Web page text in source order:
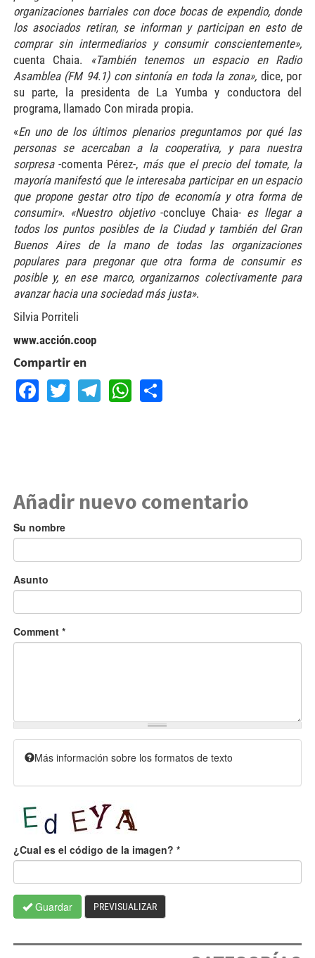
organizaciones barriales con doce bocas de expendio, donde
los asociados retiran, se informan y participan en esto de
comprar sin intermediarios y consumir conscientemente»,
cuenta Chaia.
«También tenemos un espacio en Radio
Asamblea (FM 94.1) con sintonía en toda la zona»,dice, por
su parte, la presidenta de La Yumba y conductora del
programa, llamado Con mirada propia.
«En uno de los últimos plenarios preguntamos por qué las
personas se acercaban a la cooperativa, y para nuestra
sorpresa-comenta Pérez-, más que el precio del tomate, la
mayoría manifestó que le interesaba participar en un espacio
que propone gestar otro tipo de economía y otra forma de
consumir». «Nuestro objetivo-concluye Chaia- es llegar a
todos los puntos posibles de la Ciudad y también del Gran
Buenos Aires de la mano de todas las organizaciones
populares para pregonar que otra forma de consumir es
posible y, en ese marco, organizarnos colectivamente para
avanzar hacia una sociedad más justa».
Silvia Porriteli
www.acción.coop
Compartir en
Facebook
TwitterTelegram
WhatsApp
Share
Añadir nuevo comentario
Su nombre
Asunto
Comment *
Más información sobre los formatos de texto
¿Cual es el código de la imagen? *
Guardar PREVISUALIZAR